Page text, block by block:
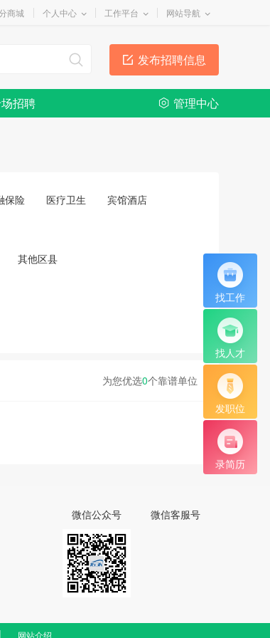
商城 个人中心 工作平台 网站导航
发布招聘信息
招聘 管理中心
找工作
找人才
发职位
录简历
保险 医疗卫生
宾馆酒店
其他区县
为您优选0个靠谱单位
微信公众号 微信客服号
网站介绍